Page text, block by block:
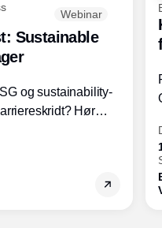
Webinar
Sustainable
og sustainability-
Hør
- så du
bundlinje.